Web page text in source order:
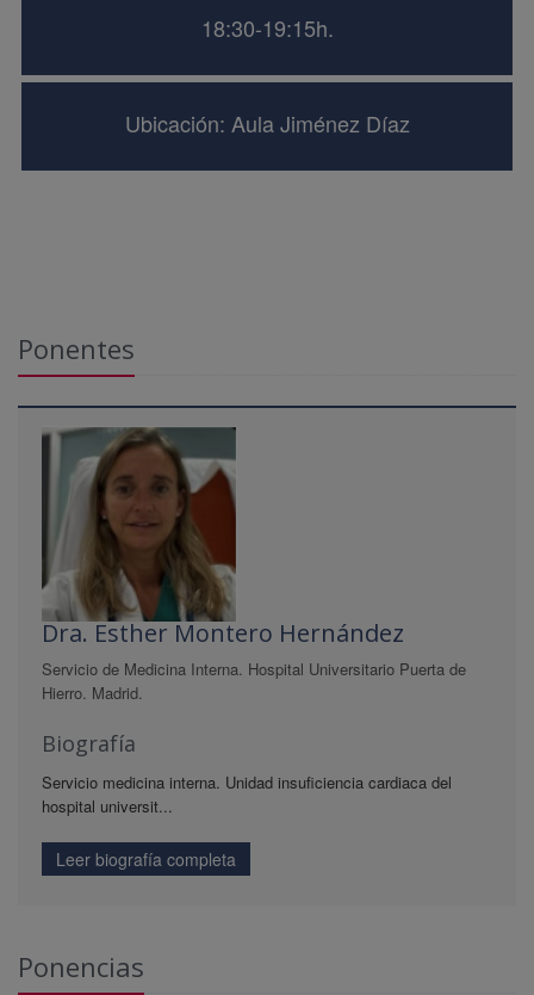
18:30-19:15h.
Ubicación: Aula Jiménez Díaz
Ponentes
Dra. Esther Montero Hernández
Servicio de Medicina Interna. Hospital Universitario Puerta de
Hierro. Madrid.
Biografía
Servicio medicina interna. Unidad insuficiencia cardiaca del
hospital universit...
Leer biografía completa
Ponencias